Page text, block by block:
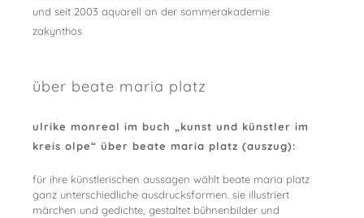
und seit 2003 aquarell an der sommerakademie
zakynthos
über beate maria platz
ulrike monreal im buch „kunst und künstler im
kreis olpe“ über beate maria platz (auszug):
für ihre künstlerischen aussagen wählt beate maria platz
ganz unterschiedliche ausdrucksformen. sie illustriert
märchen und gedichte, gestaltet bühnenbilder und